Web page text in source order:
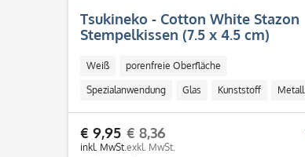
Tsukineko - Cotton White Stazon
Stempelkissen (7.5 x 4.5 cm)
Weiß porenfreie Oberfläche
Spezialanwendung Glas Kunststoff Metall
€ 9,95
inkl. MwSt.
€ 8,36
exkl. MwSt.